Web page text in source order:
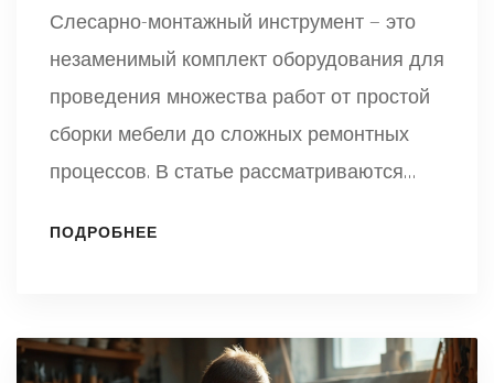
Слесарно-монтажный инструмент — это
незаменимый комплект оборудования для
проведения множества работ от простой
сборки мебели до сложных ремонтных
процессов. В статье рассматриваются
и особенности, а также полезные советы
быть в вашем арсенале как для
ПОДРОБНЕЕ